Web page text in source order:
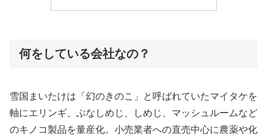
何をしている会社なの？
雪国まいたけは「幻のきのこ」と呼ばれていたマイタケを
軸にエリンギ、ぶなしめじ、しめじ、マッシュルームなど
のキノコ製品を量産化。小売業者への直売中心に農薬や化